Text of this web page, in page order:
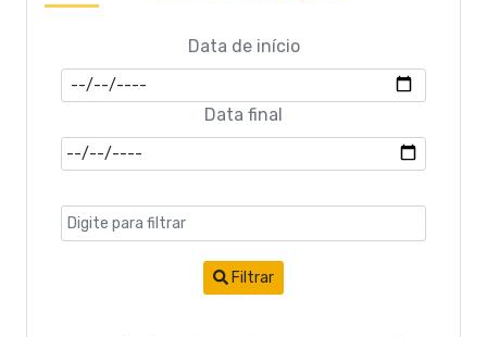
Leis Complementares
Leis Ordinárias
PORTARIA
LDO - Lei de Diretrizes Orçamentárias
LOA - Lei Orçamentária Anual
Data de início
Data final
Filtrar